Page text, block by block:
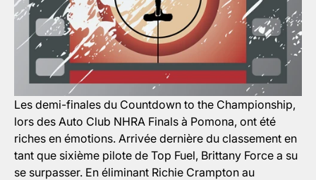
Les demi-finales du Countdown to the Championship,
lors des Auto Club NHRA Finals à Pomona, ont été
riches en émotions. Arrivée dernière du classement en
tant que sixième pilote de Top Fuel, Brittany Force a su
se surpasser. En éliminant Richie Crampton au